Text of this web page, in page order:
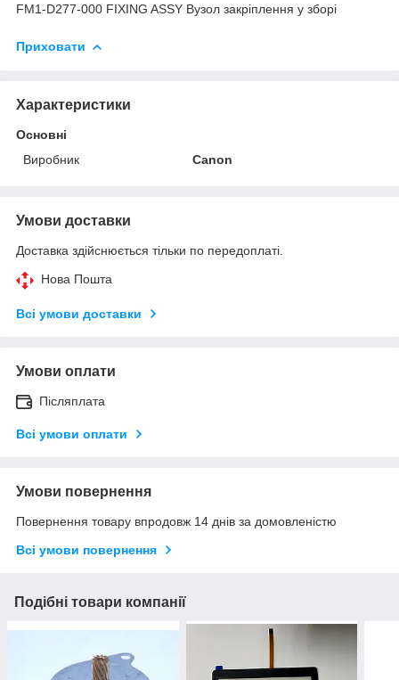
FM1-D277-000 FIXING ASSY Вузол закріплення у зборі
Приховати
Характеристики
Основні
Виробник
Canon
Умови доставки
Доставка здійснюється тільки по передоплаті.
Нова Пошта
Всі умови доставки
Умови оплати
Післяплата
Всі умови оплати
Умови повернення
Повернення товару впродовж 14 днів за домовленістю
Всі умови повернення
Подібні товари компанії